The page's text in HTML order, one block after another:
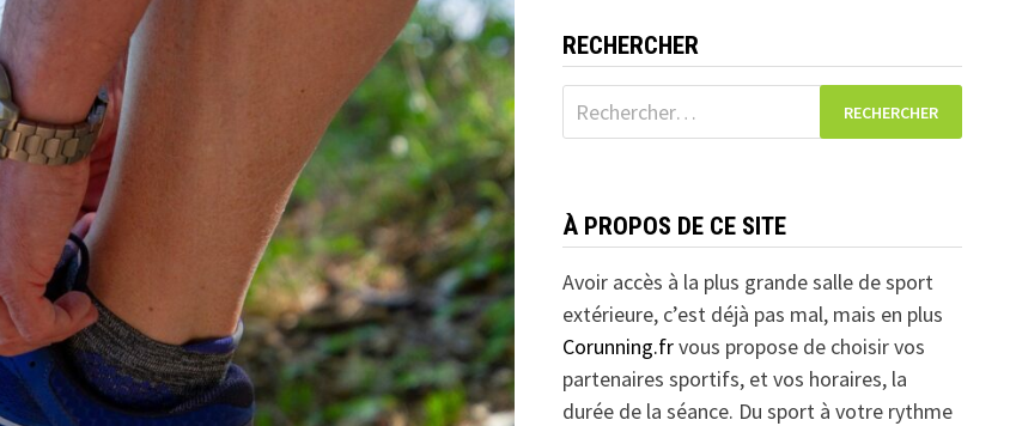
RECHERCHER
Rechercher :
À PROPOS DE CE SITE
Avoir accès à la plus grande salle de sport
extérieure, c’est déjà pas mal, mais en plus
Corunning.frvous propose de choisir vos
partenaires sportifs, et vos horaires, la
durée de la séance. Du sport à votre rythme